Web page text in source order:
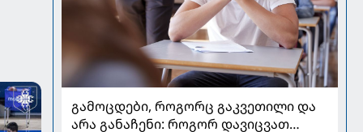
გამოცდები, როგორც გაკვეთილი და
არა განაჩენი: როგორ დავიცვათ